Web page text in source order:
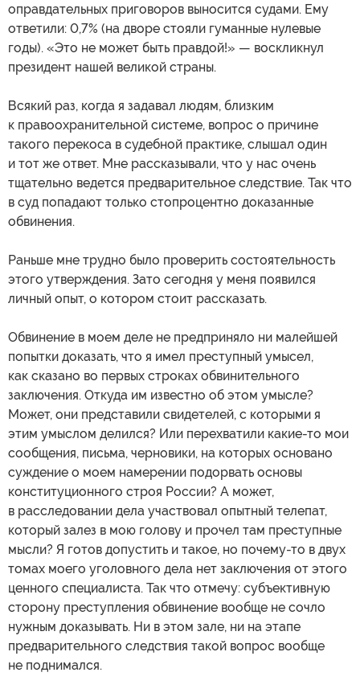
оправдательных приговоров выносится судами. Ему
ответили: 0,7% (на дворе стояли гуманные нулевые
годы). «Это не может быть правдой!» — воскликнул
президент нашей великой страны.
Всякий раз, когда я задавал людям, близким
к правоохранительной системе, вопрос о причине
такого перекоса в судебной практике, слышал один
и тот же ответ. Мне рассказывали, что у нас очень
тщательно ведется предварительное следствие. Так что
в суд попадают только стопроцентно доказанные
обвинения.
Раньше мне трудно было проверить состоятельность
этого утверждения. Зато сегодня у меня появился
личный опыт, о котором стоит рассказать.
Обвинение в моем деле не предприняло ни малейшей
попытки доказать, что я имел преступный умысел,
как сказано во первых строках обвинительного
заключения. Откуда им известно об этом умысле?
Может, они представили свидетелей, с которыми я
этим умыслом делился? Или перехватили какие-то мои
сообщения, письма, черновики, на которых основано
суждение о моем намерении подорвать основы
конституционного строя России? А может,
в расследовании дела участвовал опытный телепат,
который залез в мою голову и прочел там преступные
мысли? Я готов допустить и такое, но почему-то в двух
томах моего уголовного дела нет заключения от этого
ценного специалиста. Так что отмечу: субъективную
сторону преступления обвинение вообще не сочло
нужным доказывать. Ни в этом зале, ни на этапе
предварительного следствия такой вопрос вообще
не поднимался.